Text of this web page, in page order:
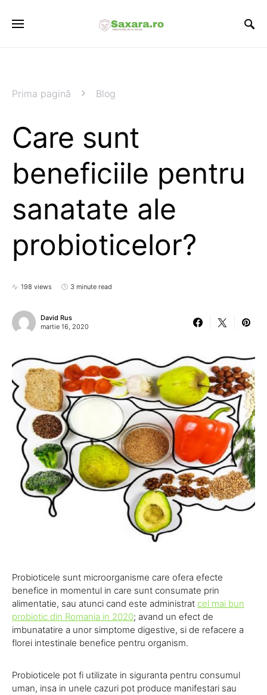
Prima pagină Blog
Care sunt
beneficiile pentru
sanatate ale
probioticelor?
198 views 3 minute read
David Rus
martie 16, 2020
Probioticele sunt microorganisme care ofera efecte
benefice in momentul in care sunt consumate prin
alimentatie, sau atunci cand este administrat cel mai bun
probiotic din Romania in 2020; avand un efect de
imbunatatire a unor simptome digestive, si de refacere a
florei intestinale benefice pentru organism.
Probioticele pot fi utilizate in siguranta pentru consumul
uman, insa in unele cazuri pot produce manifestari sau